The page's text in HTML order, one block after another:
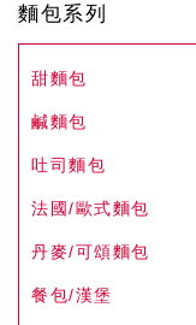
麵包系列
甜麵包
鹹麵包
吐司麵包
法國/歐式麵包
丹麥/可頌麵包
餐包/漢堡